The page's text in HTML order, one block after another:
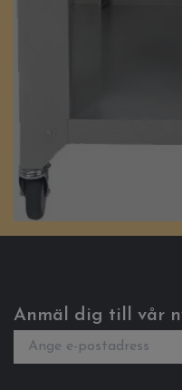
Anmäl dig till vår